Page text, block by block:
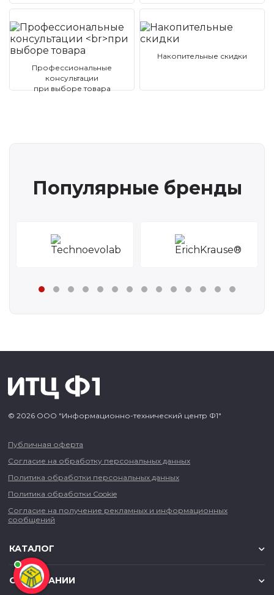
Профессиональные
консультации
при выборе товара
Накопительные скидки
Популярные бренды
© 2026 ООО "Информационно-технический центр Ф1"
Публичная оферта
Согласие на обработку персональных данных
Политика обработки персональных данных
Политика обработки Cookie
Согласие на получение рекламных и информационных
сообщений
КАТАЛОГ
О КОМПАНИИ